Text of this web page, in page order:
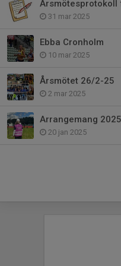
31 mar 2025
Ebba Cronholm
10 mar 2025
Årsmötet 26/2-25
2 mar 2025
Arrangemang 2025
20 jan 2025